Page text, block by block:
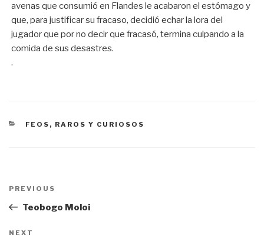
avenas que consumió en Flandes le acabaron el estómago y
que, para justificar su fracaso, decidió echar la lora del
jugador que por no decir que fracasó, termina culpando a la
comida de sus desastres.
.
CATEGORÍAS
FEOS, RAROS Y CURIOSOS
entradas
Previous
Post
PREVIOUS
Teobogo Moloi
Next
NEXT